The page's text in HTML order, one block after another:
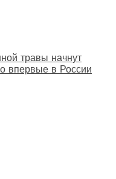
травы начнут
впервые в России